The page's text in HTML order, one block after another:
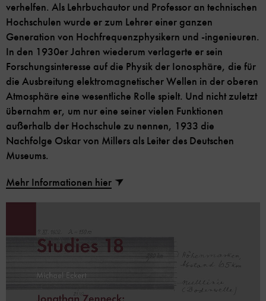
verhelfen. Als Lehrbuchautor und Professor an technischen
Hochschulen wurde er zum Lehrer einer ganzen
Generation von Hochfrequenzphysikern und -ingenieuren.
In den 1930er Jahren wiederum verlagerte er sein
Forschungsinteresse auf die Physik der Ionosphäre, die für
die Ausbreitung elektromagnetischer Wellen in der oberen
Atmosphäre eine wesentliche Rolle spielt. Und nicht zuletzt
übernahm er, um nur eine seiner vielen Funktionen
außerhalb der Hochschule zu nennen, 1933 die
Nachfolge Oskar von Millers als Leiter des Deutschen
Museums.
Mehr Informationen hier